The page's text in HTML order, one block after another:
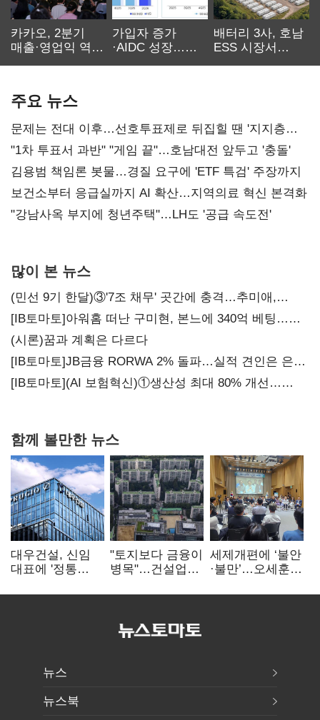
카카오, 2분기
매출·영업익 역대
가입자 증가
·AIDC 성장…
배터리 3사, 호남
ESS 시장서
주요 뉴스
문제는 전대 이후…선호투표제로 뒤집힐 땐 '지지층
불복'
"1차 투표서 과반" "게임 끝"…호남대전 앞두고 '충돌'
김용범 책임론 봇물…경질 요구에 'ETF 특검' 주장까지
보건소부터 응급실까지 AI 확산…지역의료 혁신 본격화
"강남사옥 부지에 청년주택"…LH도 '공급 속도전'
많이 본 뉴스
(민선 9기 한달)③'7조 채무' 곳간에 충격…추미애,
20년만에 '비상재정' 선언 승부수
[IB토마토]아워홈 떠난 구미현, 본느에 340억 베팅…
가족 지배체제 구축
(시론)꿈과 계획은 다르다
[IB토마토]JB금융 RORWA 2% 돌파…실적 견인은 은행
아닌 캐피탈
[IB토마토](AI 보험혁신)①생산성 최대 80% 개선…
함께 볼만한 뉴스
대우건설, 신임
대표에 '정통
부사장 내정
"토지보다 금융이
병목"…건설업계,
해소 목소리
세제개편에 ‘불안
·불만’…오세훈
더 힘들어질 것"
뉴스
뉴스북